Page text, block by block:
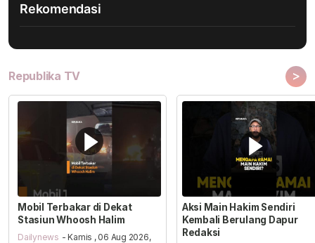
Rekomendasi
Republika TV >
Mobil Terbakar di Dekat
Stasiun Whoosh Halim
Dailynews - Kamis , 06 Aug 2026,
Aksi Main Hakim Sendiri
Kembali Berulang Dapur
Redaksi